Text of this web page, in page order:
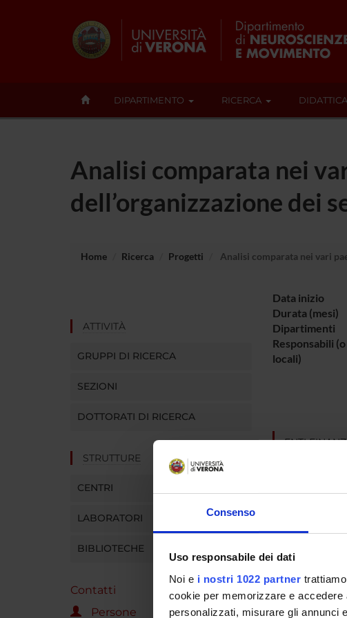
Consenso
Uso responsabile dei dati
Noi e i nostri 1022 partner
cookie per memorizzare e
personalizzati, misurare gli annunci
DIPARTIMENTO RICERCA DIDATTICA
Analisi comparata nei
dell’organizzazione dei
Home Ricerca Progetti Analisi comparata nei vari
ATTIVITÀ
GRUPPI DI RICERCA
SEZIONI
DOTTORATI DI RICERCA
STRUTTURE
CENTRI
LABORATORI
BIBLIOTECHE
Contatti
Persone
Data inizio
Durata (mesi)
Dipartimenti
Responsabili
locali)
ENTI
Antonio Lasalvia